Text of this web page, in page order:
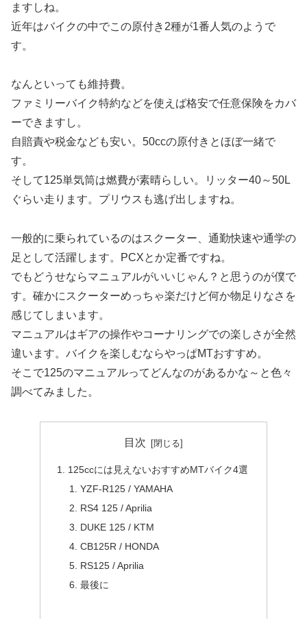
ますしね。
近年はバイクの中でこの原付き2種が1番人気のようで
す。
なんといっても維持費。
ファミリーバイク特約などを使えば格安で任意保険をカバ
ーできますし。
自賠責や税金なども安い。50ccの原付きとほぼ一緒で
す。
そして125単気筒は燃費が素晴らしい。リッター40～50L
ぐらい走ります。プリウスも逃げ出しますね。
一般的に乗られているのはスクーター、通勤快速や通学の
足として活躍します。PCXとか定番ですね。
でもどうせならマニュアルがいいじゃん？と思うのが僕で
す。確かにスクーターめっちゃ楽だけど何か物足りなさを
感じてしまいます。
マニュアルはギアの操作やコーナリングでの楽しさが全然
違います。バイクを楽しむならやっぱMTおすすめ。
そこで125のマニュアルってどんなのがあるかな～と色々
調べてみました。
目次
125ccには見えないおすすめMTバイク4選
YZF-R125 / YAMAHA
RS4 125 / Aprilia
DUKE 125 / KTM
CB125R / HONDA
RS125 / Aprilia
最後に